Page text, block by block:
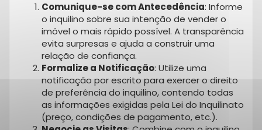
Comunique-se com Antecedência: Informe
o inquilino sobre sua intenção de vender o
imóvel o mais rápido possível. A transparência
evita surpresas e ajuda a construir uma
relação de confiança.
Formalize a Notificação: Utilize uma
notificação por escrito para exercer o direito
de preferência do inquilino, contendo todas
as informações exigidas pela Lei do Inquilinato
(preço, condições de pagamento, etc.).